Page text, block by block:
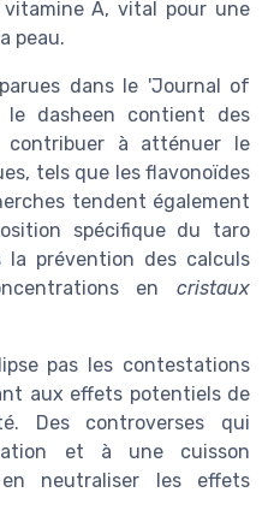
A, vital pour une
peau.
dans le 'Journal of
le dasheen contient des
contribuer à atténuer le
tels que les flavonoïdes
tendent également
spécifique du taro
prévention des calculs
en cristaux
pas les contestations
aux effets potentiels de
Des controverses qui
et à une cuisson
neutraliser les effets